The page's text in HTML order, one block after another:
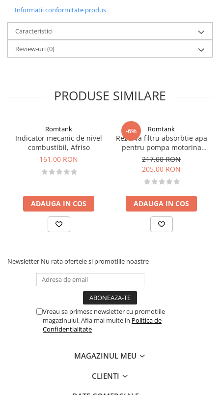
Informatii conformitate produs
Caracteristici
Review-uri(0)
PRODUSE SIMILARE
Romtank
Indicator mecanic de nivel
combustibil, Afriso
161,00 RON
ADAUGA IN COS
-6% Romtank
Rezerva filtru absorbtie apa
pentru pompa motorina
CFD 70-30
217,00 RON
205,00 RON
ADAUGA IN COS
Newsletter Nu rata ofertele si promotiile noastre
Vreau sa primesc newsletter cu promotiile
magazinului. Afla mai multe in Politica de
Confidentialitate
MAGAZINUL MEU
CLIENTI